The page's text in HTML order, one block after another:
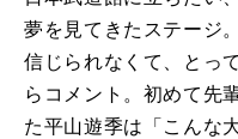
夢を見てきたステージ
信じられなくて、とっ
らコメント。初めて先
た平山遊季は「こんな